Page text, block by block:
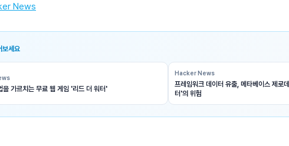
News
보세요
을 가르치는 무료 웹 게임 '리드 더 워터'
Hacker News
프레임워크 데이터 유출, 메타베이스 제로
터'의 위험